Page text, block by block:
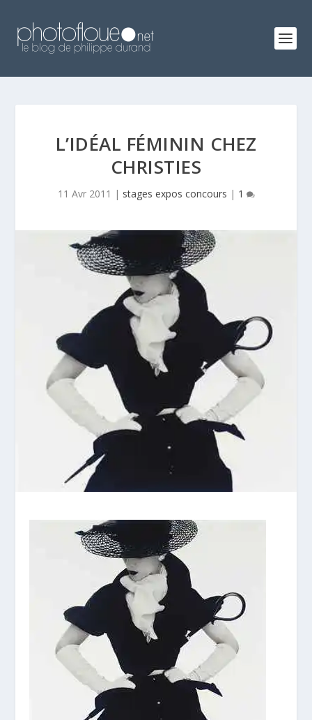
L’IDÉAL FÉMININ CHEZ
CHRISTIES
11 Avr 2011 | stages expos concours | 1